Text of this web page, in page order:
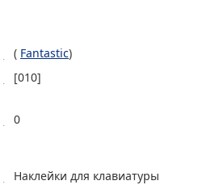
( Fantastic)
[010]
0
Наклейки для клавиатуры